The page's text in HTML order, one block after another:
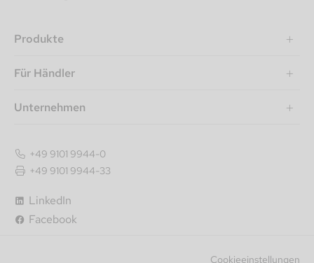
Produkte
Für Händler
Unternehmen
LinkedIn
Facebook
+49 9101 9944-0
+49 9101 9944-33
Cookieeinstellungen